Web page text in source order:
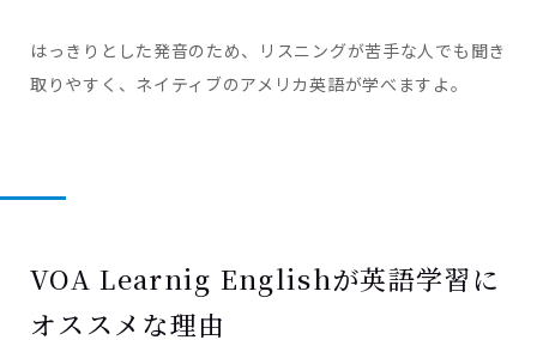
はっきりとした発音のため、リスニングが苦手な人でも聞き
取りやすく、ネイティブのアメリカ英語が学べますよ。
VOA Learnig Englishが英語学習に
オススメな理由